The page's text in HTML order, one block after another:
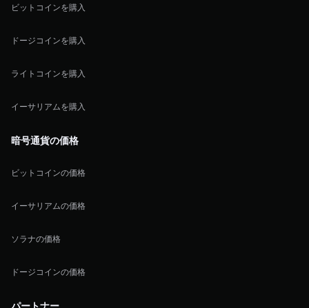
ビットコインを購入
ドージコインを購入
ライトコインを購入
イーサリアムを購入
暗号通貨の価格
ビットコインの価格
イーサリアムの価格
ソラナの価格
ドージコインの価格
パートナー